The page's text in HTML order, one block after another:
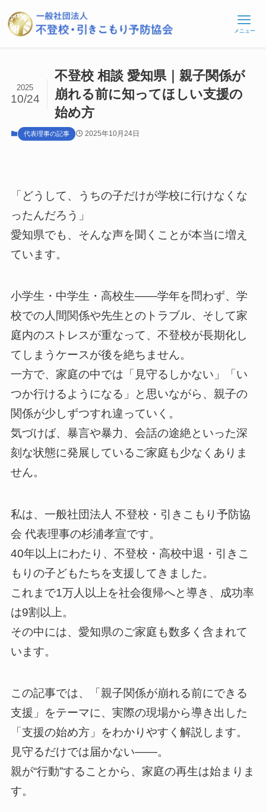
メニュー
不登校 相談 愛知県｜親子関係が
崩れる前に知ってほしい支援の
始め方
2025
10/24
代表理事の記事 2025年10月24日
「どうして、うちの子だけが学校に行けなくな
ったんだろう」
愛知県でも、そんな声を聞くことが本当に増え
ています。
小学生・中学生・高校生——学年を問わず、学
校での人間関係や先生とのトラブル、そして家
庭内のストレスが重なって、不登校が長期化し
てしまうケースが後を絶ちません。
一方で、家庭の中では「見守るしかない」「い
つか行けるようになる」と思いながら、親子の
関係が少しずつすれ違っていく。
気づけば、暴言や暴力、会話の途絶といった深
刻な状態に発展しているご家庭も少なくありま
せん。
私は、一般社団法人 不登校・引きこもり予防協
会 代表理事の杉浦孝宣です。
40年以上にわたり、不登校・高校中退・引きこ
もりの子どもたちを支援してきました。
これまで1万人以上を社会復帰へと導き、成功率
は9割以上。
その中には、愛知県のご家庭も数多く含まれて
います。
この記事では、「親子関係が崩れる前にできる
支援」をテーマに、実際の現場から導き出した
「支援の始め方」をわかりやすく解説します。
見守るだけでは届かない——。
親が“行動”することから、家庭の再生は始まりま
す。